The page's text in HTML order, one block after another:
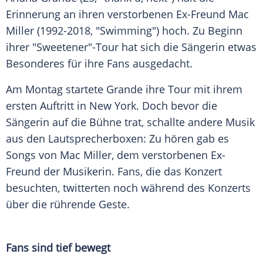
Erinnerung an ihren verstorbenen Ex-Freund Mac
Miller (1992-2018, "Swimming") hoch. Zu Beginn
ihrer "Sweetener"-Tour hat sich die Sängerin etwas
Besonderes für ihre Fans ausgedacht.
Am Montag startete Grande ihre Tour mit ihrem
ersten Auftritt in New York. Doch bevor die
Sängerin auf die Bühne trat, schallte andere Musik
aus den Lautsprecherboxen: Zu hören gab es
Songs von Mac Miller, dem verstorbenen Ex-
Freund der Musikerin. Fans, die das Konzert
besuchten, twitterten noch während des Konzerts
über die rührende Geste.
Fans sind tief bewegt